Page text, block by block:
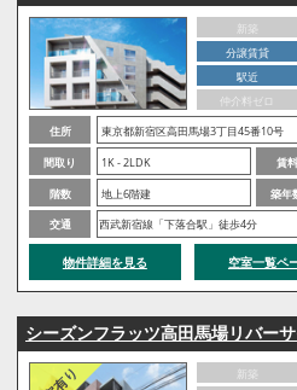
新築
分譲賃貸
駅近
仲介料ゼロ
住所
東京都新宿区高田馬場3丁目45番10号
間取り
1K - 2LDK 賃料
階数
地上6階建 築年
交通
西武新宿線「下落合駅」徒歩4分
物件詳細を見る 空室一覧ペ
シーズンフラッツ高田馬場リバー
新築